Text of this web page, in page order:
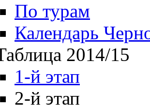
По турам
Календарь
2014/15
1-й этап
2-й этап